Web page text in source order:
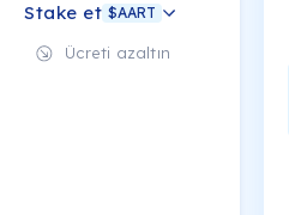
Stake et $AART
Ücreti azaltın